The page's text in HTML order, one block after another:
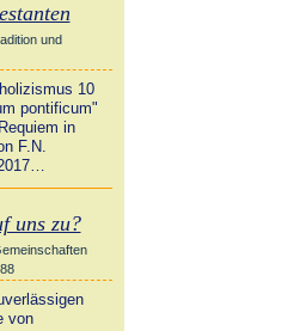
und
10
pontificum"
in
F.N.
uns zu?
von